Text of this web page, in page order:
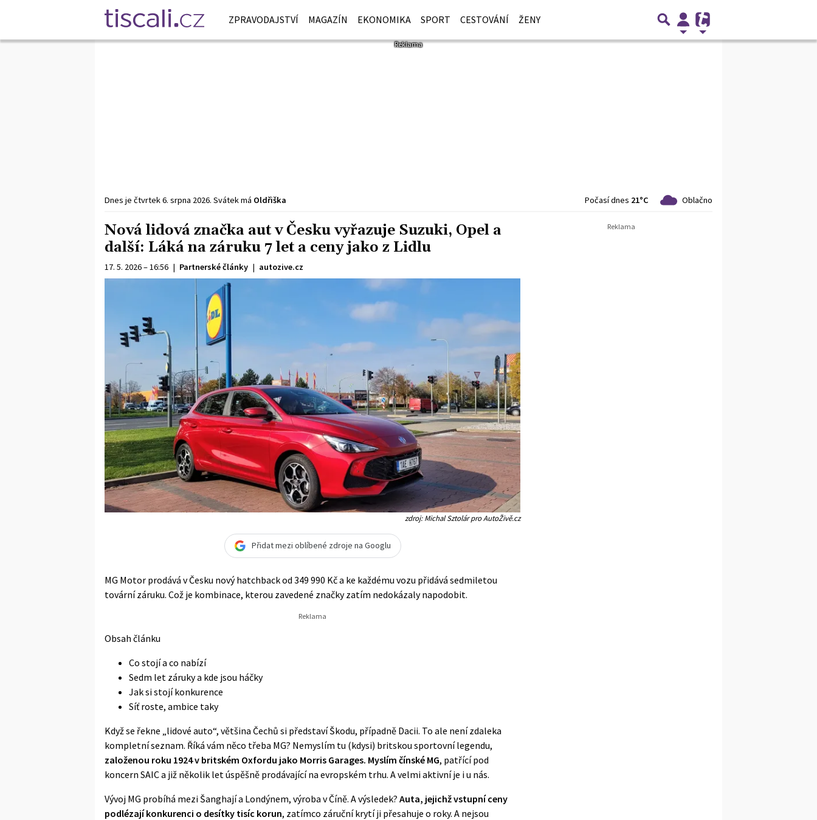
ZPRAVODAJSTVÍ MAGAZÍN EKONOMIKA SPORT CESTOVÁNÍ ŽENY
Dnes je čtvrtek6. srpna 2026. Svátek má Oldřiška Počasí dnes 21°C Oblačno
Nová lidová značka aut v Česku vyřazuje Suzuki, Opel a
další: Láká na záruku 7 let a ceny jako z Lidlu
17. 5. 2026 – 16:56 | Partnerské články | autozive.cz
zdroj: Michal Sztolár pro AutoŽivě.cz
Přidat mezi oblíbené zdroje na Googlu
MG Motor prodává v Česku nový hatchback od 349 990 Kč a ke každému vozu přidává sedmiletou
tovární záruku. Což je kombinace, kterou zavedené značky zatím nedokázaly napodobit.
Obsah článku
Co stojí a co nabízí
Sedm let záruky a kde jsou háčky
Jak si stojí konkurence
Síť roste, ambice taky
Když se řekne „lidové auto“, většina Čechů si představí Škodu, případně Dacii. To ale není zdaleka
kompletní seznam. Říká vám něco třeba MG? Nemyslím tu (kdysi) britskou sportovní legendu,
založenou roku 1924 v britském Oxfordu jako Morris Garages. Myslím čínské MG, patřící pod
koncern SAIC a již několik let úspěšně prodávající na evropském trhu. A velmi aktivní je i u nás.
Vývoj MG probíhá mezi Šanghají a Londýnem, výroba v Číně. A výsledek? Auta, jejichž vstupní ceny
podlézají konkurenci o desítky tisíc korun, zatímco záruční krytí ji přesahuje o roky. A nejsou